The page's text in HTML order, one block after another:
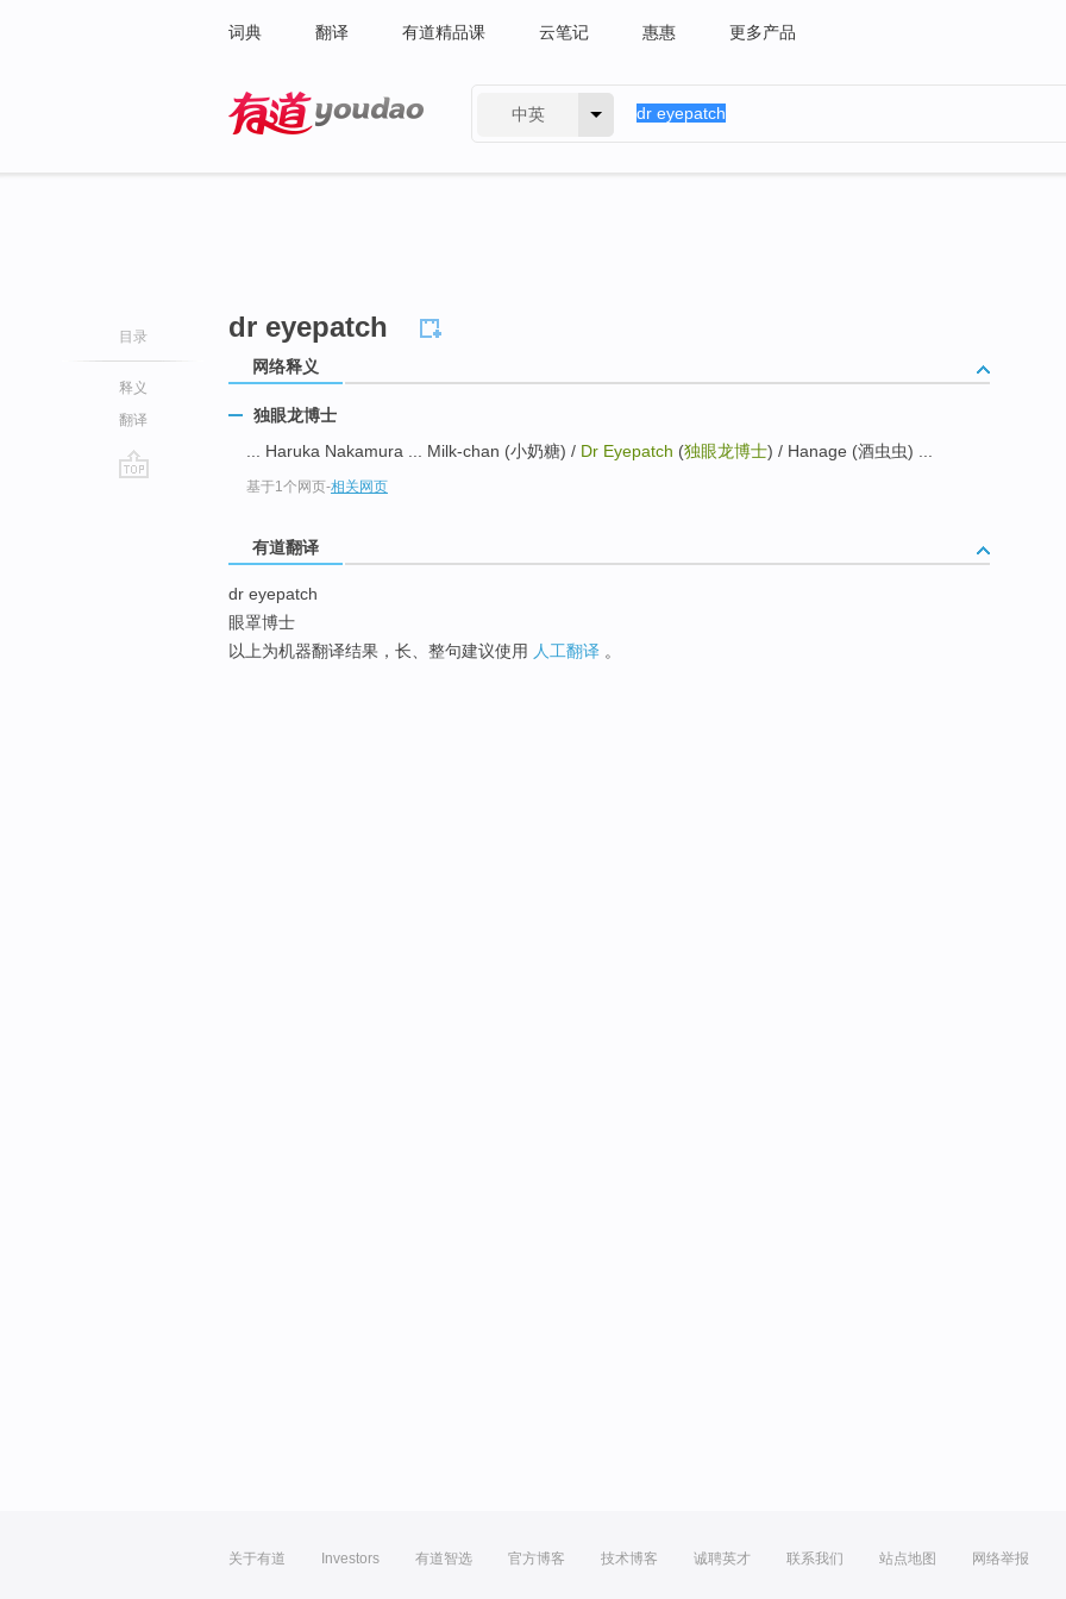
词典 翻译 有道精品课 云笔记 惠惠 更多产品
中英
目录
释义
翻译
dr eyepatch
网络释义
独眼龙博士
... Haruka Nakamura ... Milk-chan (小奶糖) / Dr Eyepatch (独眼龙博士) / Hanage (酒虫虫) ...
基于1个网页-相关网页
有道翻译
dr eyepatch
眼罩博士
以上为机器翻译结果，长、整句建议使用 人工翻译 。
关于有道 Investors 有道智选 官方博客 技术博客 诚聘英才 联系我们 站点地图 网络举报